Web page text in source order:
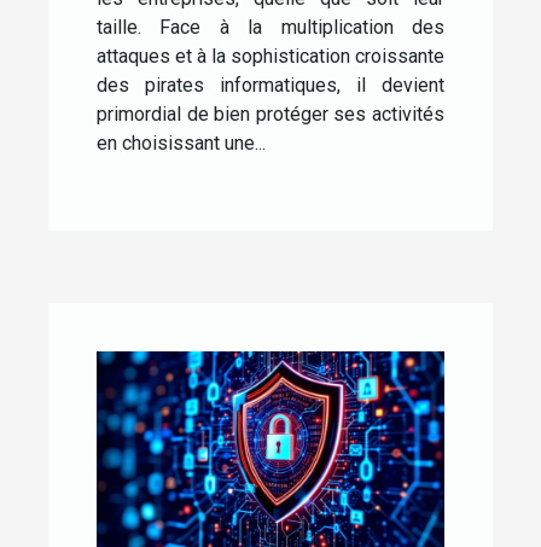
taille. Face à la multiplication des
attaques et à la sophistication croissante
des pirates informatiques, il devient
primordial de bien protéger ses activités
en choisissant une...